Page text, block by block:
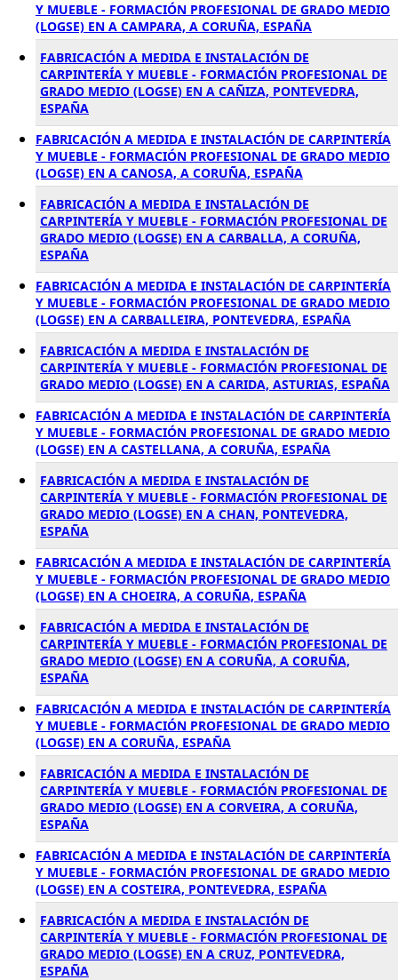
Y MUEBLE - FORMACIÓN PROFESIONAL DE GRADO MEDIO
(LOGSE) EN A CAMPARA, A CORUÑA, ESPAÑA
FABRICACIÓN A MEDIDA E INSTALACIÓN DE
CARPINTERÍA Y MUEBLE - FORMACIÓN PROFESIONAL DE
GRADO MEDIO (LOGSE) EN A CAÑIZA, PONTEVEDRA,
ESPAÑA
FABRICACIÓN A MEDIDA E INSTALACIÓN DE CARPINTERÍA
Y MUEBLE - FORMACIÓN PROFESIONAL DE GRADO MEDIO
(LOGSE) EN A CANOSA, A CORUÑA, ESPAÑA
FABRICACIÓN A MEDIDA E INSTALACIÓN DE
CARPINTERÍA Y MUEBLE - FORMACIÓN PROFESIONAL DE
GRADO MEDIO (LOGSE) EN A CARBALLA, A CORUÑA,
ESPAÑA
FABRICACIÓN A MEDIDA E INSTALACIÓN DE CARPINTERÍA
Y MUEBLE - FORMACIÓN PROFESIONAL DE GRADO MEDIO
(LOGSE) EN A CARBALLEIRA, PONTEVEDRA, ESPAÑA
FABRICACIÓN A MEDIDA E INSTALACIÓN DE
CARPINTERÍA Y MUEBLE - FORMACIÓN PROFESIONAL DE
GRADO MEDIO (LOGSE) EN A CARIDA, ASTURIAS, ESPAÑA
FABRICACIÓN A MEDIDA E INSTALACIÓN DE CARPINTERÍA
Y MUEBLE - FORMACIÓN PROFESIONAL DE GRADO MEDIO
(LOGSE) EN A CASTELLANA, A CORUÑA, ESPAÑA
FABRICACIÓN A MEDIDA E INSTALACIÓN DE
CARPINTERÍA Y MUEBLE - FORMACIÓN PROFESIONAL DE
GRADO MEDIO (LOGSE) EN A CHAN, PONTEVEDRA,
ESPAÑA
FABRICACIÓN A MEDIDA E INSTALACIÓN DE CARPINTERÍA
Y MUEBLE - FORMACIÓN PROFESIONAL DE GRADO MEDIO
(LOGSE) EN A CHOEIRA, A CORUÑA, ESPAÑA
FABRICACIÓN A MEDIDA E INSTALACIÓN DE
CARPINTERÍA Y MUEBLE - FORMACIÓN PROFESIONAL DE
GRADO MEDIO (LOGSE) EN A CORUÑA, A CORUÑA,
ESPAÑA
FABRICACIÓN A MEDIDA E INSTALACIÓN DE CARPINTERÍA
Y MUEBLE - FORMACIÓN PROFESIONAL DE GRADO MEDIO
(LOGSE) EN A CORUÑA, ESPAÑA
FABRICACIÓN A MEDIDA E INSTALACIÓN DE
CARPINTERÍA Y MUEBLE - FORMACIÓN PROFESIONAL DE
GRADO MEDIO (LOGSE) EN A CORVEIRA, A CORUÑA,
ESPAÑA
FABRICACIÓN A MEDIDA E INSTALACIÓN DE CARPINTERÍA
Y MUEBLE - FORMACIÓN PROFESIONAL DE GRADO MEDIO
(LOGSE) EN A COSTEIRA, PONTEVEDRA, ESPAÑA
FABRICACIÓN A MEDIDA E INSTALACIÓN DE
CARPINTERÍA Y MUEBLE - FORMACIÓN PROFESIONAL DE
GRADO MEDIO (LOGSE) EN A CRUZ, PONTEVEDRA,
ESPAÑA